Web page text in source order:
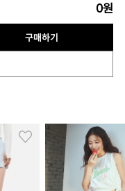
0원
구매하기